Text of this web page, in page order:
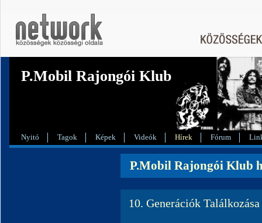
P.Mobil Rajongói Klub
Nyitó Tagok Képek Videók Hírek Fórum
P.Mobil Rajongói Klub
10. Generációk